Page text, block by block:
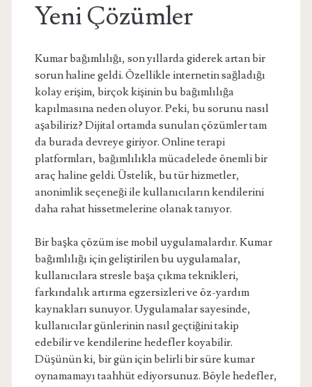
Yeni Çözümler
Kumar bağımlılığı, son yıllarda giderek artan bir
sorun haline geldi. Özellikle internetin sağladığı
kolay erişim, birçok kişinin bu bağımlılığa
kapılmasına neden oluyor. Peki, bu sorunu nasıl
aşabiliriz? Dijital ortamda sunulan çözümler tam
da burada devreye giriyor. Online terapi
platformları, bağımlılıkla mücadelede önemli bir
araç haline geldi. Üstelik, bu tür hizmetler,
anonimlik seçeneği ile kullanıcıların kendilerini
daha rahat hissetmelerine olanak tanıyor.
Bir başka çözüm ise mobil uygulamalardır. Kumar
bağımlılığı için geliştirilen bu uygulamalar,
kullanıcılara stresle başa çıkma teknikleri,
farkındalık artırma egzersizleri ve öz-yardım
kaynakları sunuyor. Uygulamalar sayesinde,
kullanıcılar günlerinin nasıl geçtiğini takip
edebilir ve kendilerine hedefler koyabilir.
Düşünün ki, bir gün için belirli bir süre kumar
oynamamayı taahhüt ediyorsunuz. Böyle hedefler,